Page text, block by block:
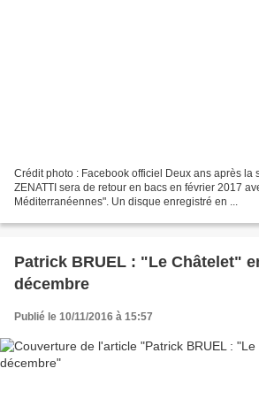
Crédit photo : Facebook officiel Deux ans après la
ZENATTI sera de retour en bacs en février 2017
Méditerranéennes". Un disque enregistré en ...
Patrick BRUEL : "Le Châtelet"
décembre
Publié le 10/11/2016 à 15:57